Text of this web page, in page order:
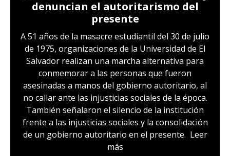
denuncian el autoritarismo del
presente
A 51 años de la masacre estudiantil del 30 de julio
de 1975, organizaciones de la Universidad de El
Salvador realizan una marcha alternativa para
conmemorar a las personas que fueron
asesinadas a manos del gobierno autoritario, al
no callar ante las injusticias sociales de la época.
También señalaron el silencio de la institución
frente a las injusticias sociales y la consolidación
de un gobierno autoritario en el presente. Leer
más